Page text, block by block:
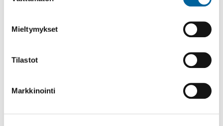
Mieltymykset
Tilastot
Markkinointi